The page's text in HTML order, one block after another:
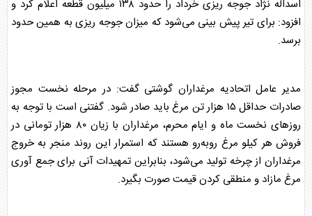
اسداله نژاد جوجه ریزی خرداد را حدود ۱۳۸ میلیون قطعه اعلام کرد و
افزود: برای تیر پیش بینی می‌شود که میزان جوجه ریزی به همین حدود
برسد.
مدیر عامل اتحادیه مرغداران گوشتی گفت: در مرحله نخست مجوز
صادرات حداقل ۱۵ هزار تن
مرغباید صادر شود. گفتنی است با توجه به
روز‌های نخست ماه و ایام محرم، مرغ
داران با زیان ۸۰ هزار تومانی در
فروش هر کیلو مرغ رو‌به‌رو هستند که استمرار این روند منجر به خروج
مرغداران از چرخه تولید می‌شود، بنابراین تمهیدات آنی برای جمع آوری
مرغ مازاد و منطقی کردن قیمت صورت بگیرد.